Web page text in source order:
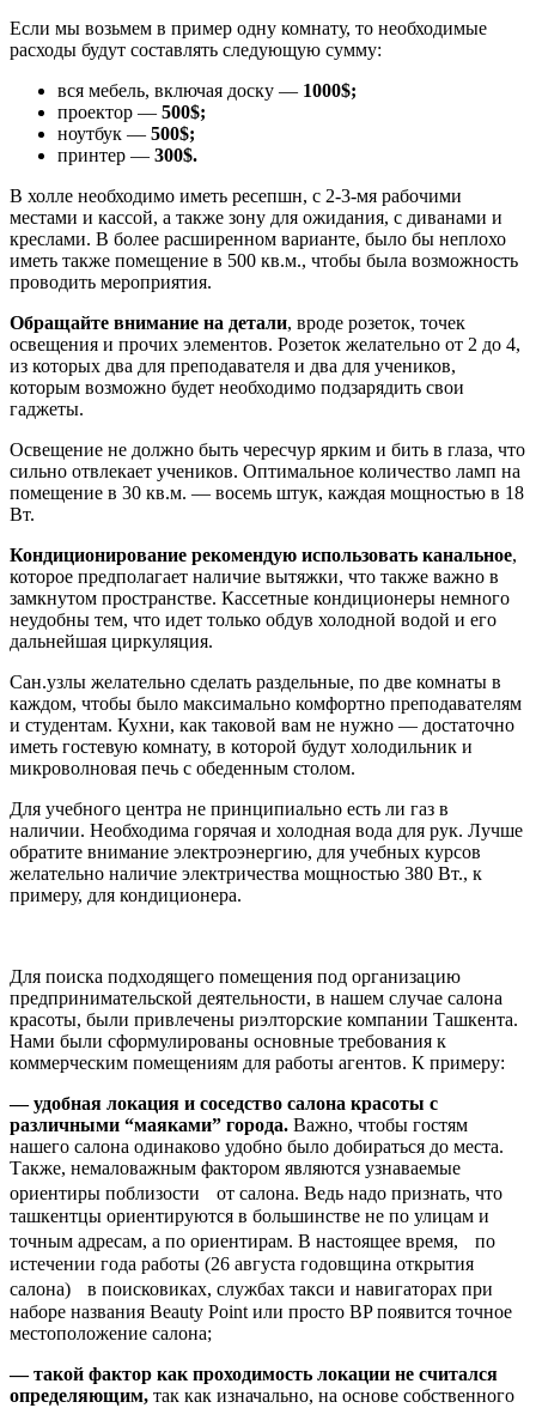
Если мы возьмем в пример одну комнату, то необходимые
расходы будут составлять следующую сумму:
вся мебель, включая доску — 1000$;
проектор — 500$;
ноутбук — 500$;
принтер — 300$.
В холле необходимо иметь ресепшн, с 2-3-мя рабочими
местами и кассой, а также зону для ожидания, с диванами и
креслами. В более расширенном варианте, было бы неплохо
иметь также помещение в 500 кв.м., чтобы была возможность
проводить мероприятия.
Обращайте внимание на детали, вроде розеток, точек
освещения и прочих элементов. Розеток желательно от 2 до 4,
из которых два для преподавателя и два для учеников,
которым возможно будет необходимо подзарядить свои
гаджеты.
Освещение не должно быть чересчур ярким и бить в глаза, что
сильно отвлекает учеников. Оптимальное количество ламп на
помещение в 30 кв.м. — восемь штук, каждая мощностью в 18
Вт.
Кондиционирование рекомендую использовать канальное,
которое предполагает наличие вытяжки, что также важно в
замкнутом пространстве. Кассетные кондиционеры немного
неудобны тем, что идет только обдув холодной водой и его
дальнейшая циркуляция.
Сан.узлы желательно сделать раздельные, по две комнаты в
каждом, чтобы было максимально комфортно преподавателям
и студентам. Кухни, как таковой вам не нужно — достаточно
иметь гостевую комнату, в которой будут холодильник и
микроволновая печь с обеденным столом.
Для учебного центра не принципиально есть ли газ в
наличии. Необходима горячая и холодная вода для рук. Лучше
обратите внимание электроэнергию, для учебных курсов
желательно наличие электричества мощностью 380 Вт., к
примеру, для кондиционера.
Для поиска подходящего помещения под организацию
предпринимательской деятельности, в нашем случае салона
красоты, были привлечены риэлторские компании Ташкента.
Нами были сформулированы основные требования к
коммерческим помещениям для работы агентов. К примеру:
— удобная локация и соседство салона красоты с
различными “маяками” города. Важно, чтобы гостям
нашего салона одинаково удобно было добираться до места.
Также, немаловажным фактором являются узнаваемые
ориентиры поблизости от салона. Ведь надо признать, что
ташкентцы ориентируются в большинстве не по улицам и
точным адресам, а по ориентирам. В настоящее время, по
истечении года работы (26 августа годовщина открытия
салона) в поисковиках, службах такси и навигаторах при
наборе названия Beauty Point или просто BP появится точное
местоположение салона;
— такой фактор как проходимость локации не считался
определяющим, так как изначально, на основе собственного